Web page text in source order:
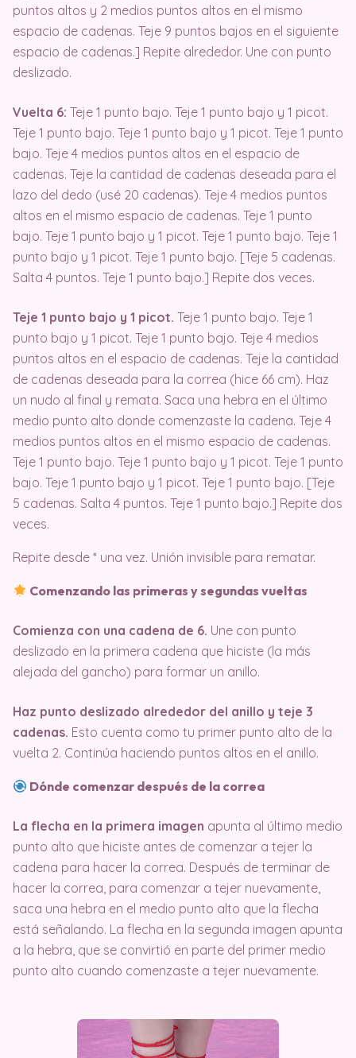
puntos altos y 2 medios puntos altos en el mismo
espacio de cadenas. Teje 9 puntos bajos en el siguiente
espacio de cadenas.] Repite alrededor. Une con punto
deslizado.
Vuelta 6: Teje 1 punto bajo. Teje 1 punto bajo y 1 picot.
Teje 1 punto bajo. Teje 1 punto bajo y 1 picot. Teje 1 punto
bajo. Teje 4 medios puntos altos en el espacio de
cadenas. Teje la cantidad de cadenas deseada para el
lazo del dedo (usé 20 cadenas). Teje 4 medios puntos
altos en el mismo espacio de cadenas. Teje 1 punto
bajo. Teje 1 punto bajo y 1 picot. Teje 1 punto bajo. Teje 1
punto bajo y 1 picot. Teje 1 punto bajo. [Teje 5 cadenas.
Salta 4 puntos. Teje 1 punto bajo.] Repite dos veces.
Teje 1 punto bajo y 1 picot. Teje 1 punto bajo. Teje 1
punto bajo y 1 picot. Teje 1 punto bajo. Teje 4 medios
puntos altos en el espacio de cadenas. Teje la cantidad
de cadenas deseada para la correa (hice 66 cm). Haz
un nudo al final y remata. Saca una hebra en el último
medio punto alto donde comenzaste la cadena. Teje 4
medios puntos altos en el mismo espacio de cadenas.
Teje 1 punto bajo. Teje 1 punto bajo y 1 picot. Teje 1 punto
bajo. Teje 1 punto bajo y 1 picot. Teje 1 punto bajo. [Teje
5 cadenas. Salta 4 puntos. Teje 1 punto bajo.] Repite dos
veces.
Repite desde * una vez. Unión invisible para rematar.
Comenzando las primeras y segundas vueltas
Comienza con una cadena de 6. Une con punto
deslizado en la primera cadena que hiciste (la más
alejada del gancho) para formar un anillo.
Haz punto deslizado alrededor del anillo y teje 3
cadenas. Esto cuenta como tu primer punto alto de la
vuelta 2. Continúa haciendo puntos altos en el anillo.
Dónde comenzar después de la correa
La flecha en la primera imagen apunta al último medio
punto alto que hiciste antes de comenzar a tejer la
cadena para hacer la correa. Después de terminar de
hacer la correa, para comenzar a tejer nuevamente,
saca una hebra en el medio punto alto que la flecha
está señalando. La flecha en la segunda imagen apunta
a la hebra, que se convirtió en parte del primer medio
punto alto cuando comenzaste a tejer nuevamente.